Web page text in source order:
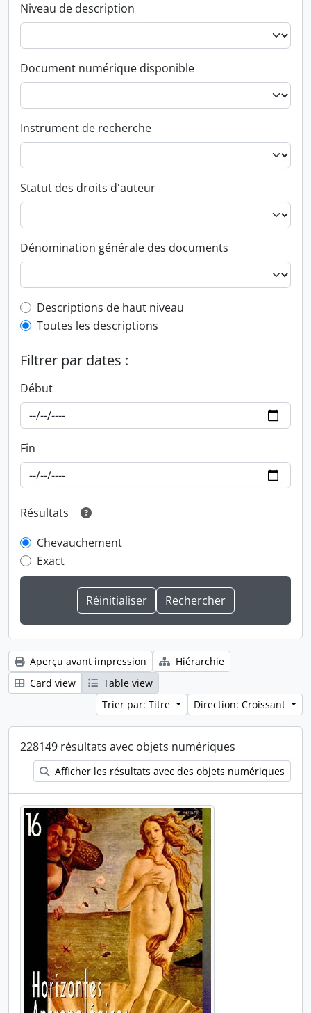
Niveau de description
Document numérique disponible
Instrument de recherche
Statut des droits d'auteur
Dénomination générale des documents
Top-level description filter
Descriptions de haut niveau
Toutes les descriptions
Filtrer par dates :
Début
Fin
Résultats
Chevauchement
Exact
Aperçu avant impression
Hiérarchie
Card view
Table view
Trier par: Titre
Direction: Croissant
228149 résultats avec objets numériques
Afficher les résultats avec des objets numériques